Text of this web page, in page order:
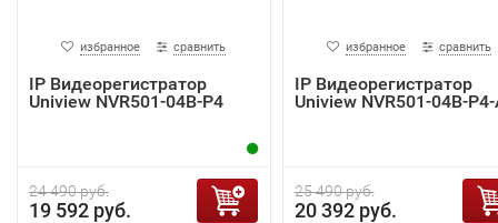
избранное сравнить
IP Видеорегистратор
Uniview NVR501-04B-P4
24 490 руб.
19 592 руб.
избранное сравнить
IP Видеорегистратор
Uniview NVR501-04B-
25 490 руб.
20 392 руб.